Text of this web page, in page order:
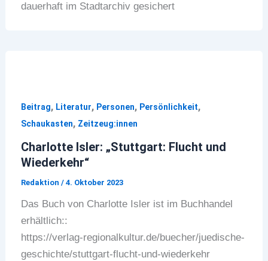
dauerhaft im Stadtarchiv gesichert
Beitrag, Literatur, Personen, Persönlichkeit,
Schaukasten, Zeitzeug:innen
Charlotte Isler: „Stuttgart: Flucht und
Wiederkehr“
Redaktion / 4. Oktober 2023
Das Buch von Charlotte Isler ist im Buchhandel
erhältlich::
https://verlag-regionalkultur.de/buecher/juedische-
geschichte/stuttgart-flucht-und-wiederkehr